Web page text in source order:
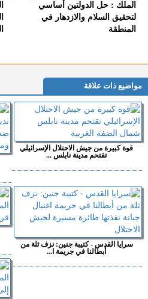
الملك : حل الدولتين أساسي
لتحقيق السلام والازدهار في
المنطقة
مواضيع ذات علاقة
قوة كبيرة من جيش الاحتلال الإسرائيلي
تقتحم مدينة نابلس ...
سرايا القدس - كتيبة جنين: نزف ثلة من
أبطالنا في جريمة ا...